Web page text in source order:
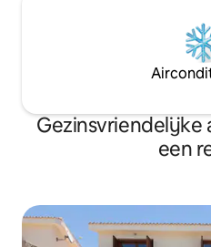
Gezinsvriendelijke
een